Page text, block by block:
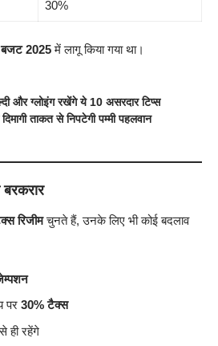
30%
बजट 2025में लागू किया गया था।
और ग्लोइंग रखेंगे ये 10 असरदार टिप्स
ताकत से निपटेगी पम्मी पहलवान
बरकरार
रिजीमचुनते हैं, उनके लिए भी कोई बदलाव
पर 30% टैक्स
ही रहेंगे